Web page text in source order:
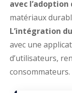
avec l’adoption
matériaux
L’intégration
avec une
d’utilisateurs,
consommateurs.